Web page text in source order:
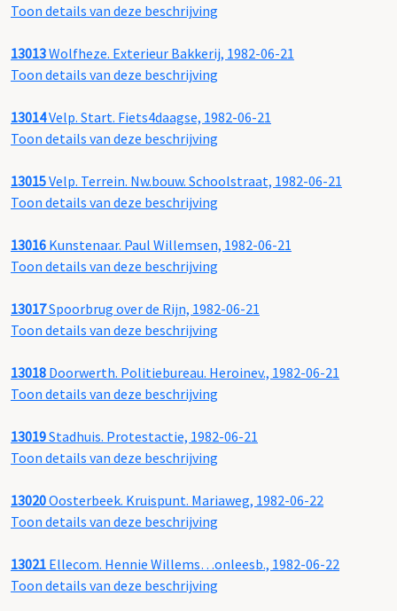
Toon details van deze beschrijving
13013Wolfheze. Exterieur Bakkerij, 1982-06-21
Toon details van deze beschrijving
13014Velp. Start. Fiets4daagse, 1982-06-21
Toon details van deze beschrijving
13015Velp. Terrein. Nw.bouw. Schoolstraat, 1982-06-21
Toon details van deze beschrijving
13016 Kunstenaar. Paul Willemsen, 1982-06-21
Toon details van deze beschrijving
13017Spoorbrug over de Rijn, 1982-06-21
Toon details van deze beschrijving
13018 Doorwerth. Politiebureau. Heroinev., 1982-06-21
Toon details van deze beschrijving
13019Stadhuis. Protestactie, 1982-06-21
Toon details van deze beschrijving
13020Oosterbeek. Kruispunt. Mariaweg, 1982-06-22
Toon details van deze beschrijving
13021 Ellecom. Hennie Willems…onleesb., 1982-06-22
Toon details van deze beschrijving